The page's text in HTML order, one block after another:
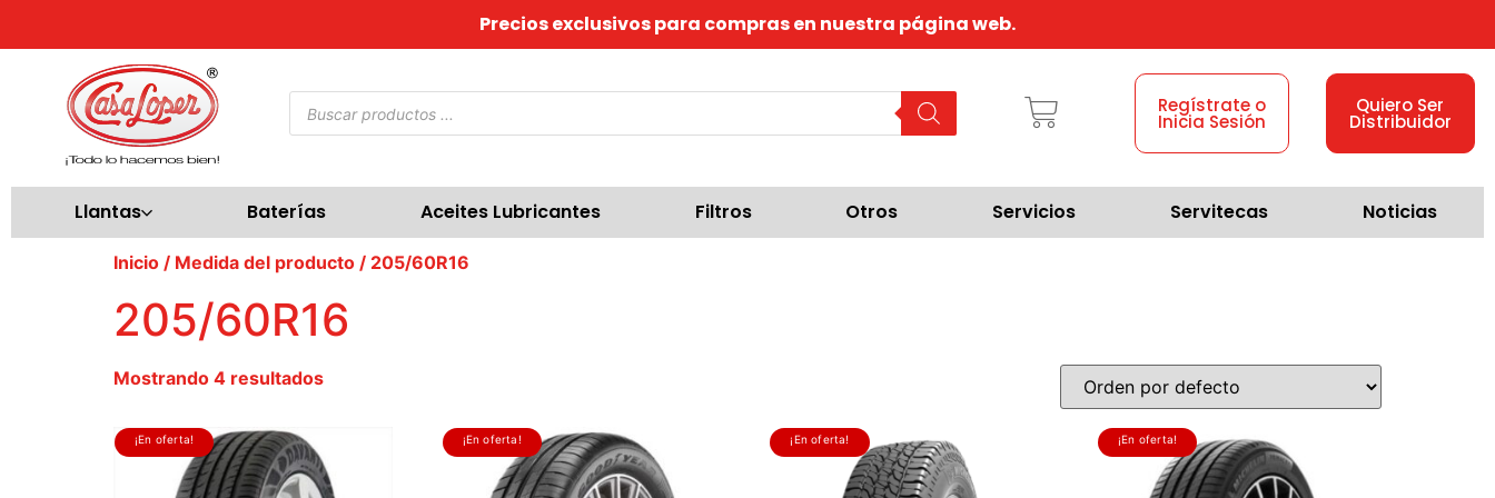
Precios exclusivos para compras en nuestra página web.
Regístrate o
Inicia Sesión
Quiero Ser
Distribuidor
Llantas Baterías Aceites Lubricantes Filtros Otros Servicios Servitecas Noticias
Inicio / Medida del producto / 205/60R16
205/60R16
Mostrando 4 resultados
¡En oferta! ¡En oferta! ¡En oferta! ¡En oferta!